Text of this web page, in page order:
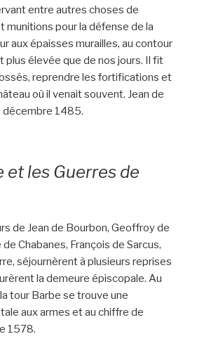
entre autres choses de
munitions pour la défense de la
aux épaisses murailles, au contour
plus élevée que de nos jours. Il fit
reprendre les fortifications et
où il venait souvent. Jean de
décembre 1485.
et les Guerres de
de Jean de Bourbon, Geoffroy de
Chabanes, François de Sarcus,
séjournèrent à plusieurs reprises
la demeure épiscopale. Au
tour Barbe se trouve une
aux armes et au chiffre de
1578.